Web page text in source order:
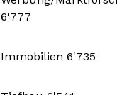
6'777
Immobilien 6'735